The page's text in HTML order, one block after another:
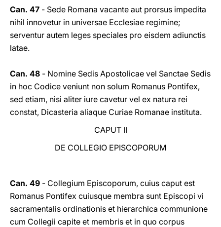
Can. 47 - Sede Romana vacante aut prorsus impedita
nihil innovetur in universae Ecclesiae regimine;
serventur autem leges speciales pro eisdem adiunctis
latae.
Can. 48 - Nomine Sedis Apostolicae vel Sanctae Sedis
in hoc Codice veniunt non solum Romanus Pontifex,
sed etiam, nisi aliter iure cavetur vel ex natura rei
constat, Dicasteria aliaque Curiae Romanae instituta.
CAPUT II
DE COLLEGIO EPISCOPORUM
Can. 49 - Collegium Episcoporum, cuius caput est
Romanus Pontifex cuiusque membra sunt Episcopi vi
sacramentalis ordinationis et hierarchica communione
cum Collegii capite et membris et in quo corpus